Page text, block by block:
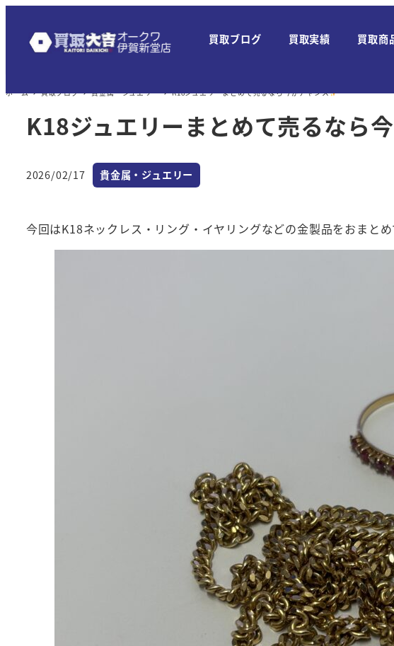
ン
買取ブログ 買取実績 買取商
ホーム 買取ブログ 貴金属・ジュエリー K18ジュエリーまとめて売るなら今がチャンス
K18ジュエリーまとめて売るなら
投稿日
2026/02/17 カテゴリー
貴金属・ジュエリー
今回はK18ネックレス・リング・イヤリングなどの金製品をおまと